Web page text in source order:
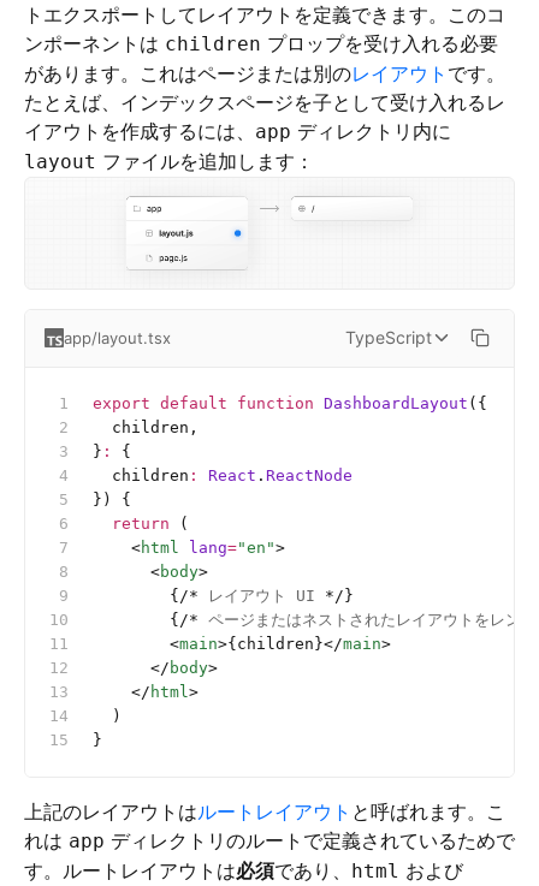
トエクスポートしてレイアウトを定義できます。このコ
ンポーネントは children プロップを受け入れる必要
があります。これはページまたは別のレイアウト です。
たとえば、インデックスページを子として受け入れるレ
イアウトを作成するには、 app ディレクトリ内に
layout ファイルを追加します：
app/layout.tsx TypeScript
export default function DashboardLayout ({
  children,
} :
{
  children
: React . ReactNode
}) {
  return
(
    <
html lang="en">
      <
body>
        {
/* レイアウト UI */}
        {
/* ページまたはネストされたレイアウトをレ
        <
main>{children}</main>
      </
body>
    </
html >
  )
}
上記のレイアウトはルートレイアウト と呼ばれます。こ
れは app ディレクトリのルートで定義されているためで
す。ルートレイアウトは必須であり、 html および